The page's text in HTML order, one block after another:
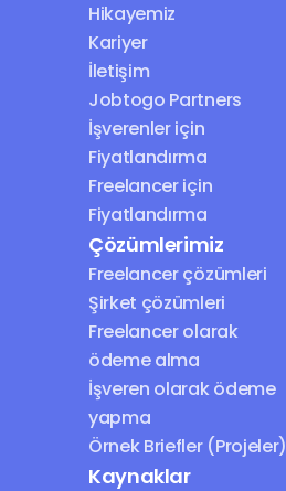
Hikayemiz
Kariyer
İletişim
Jobtogo Partners
İşverenler için
Fiyatlandırma
Freelancer için
Fiyatlandırma
Çözümlerimiz
Freelancer çözümleri
Şirket çözümleri
Freelancer olarak
ödeme alma
İşveren olarak ödeme
yapma
Örnek Briefler (Projeler)
Kaynaklar